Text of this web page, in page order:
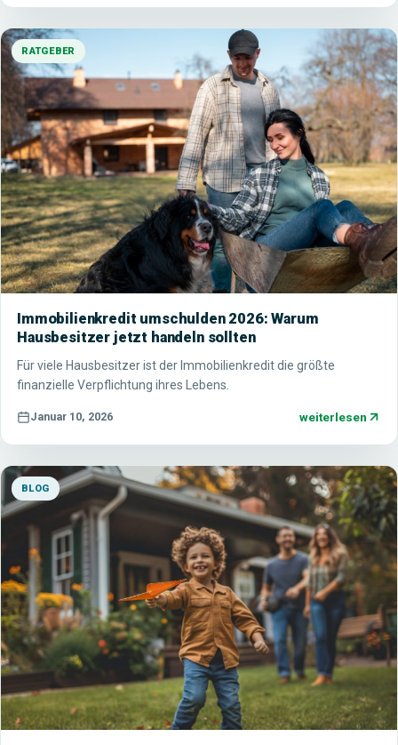
RATGEBER
Immobilienkredit umschulden 2026: Warum
Hausbesitzer jetzt handeln sollten
Für viele Hausbesitzer ist der Immobilienkredit die größte
finanzielle Verpflichtung ihres Lebens.
Januar 10, 2026 weiterlesen
BLOG